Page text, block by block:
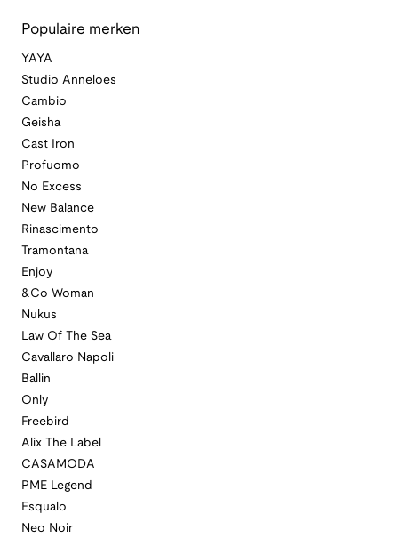
Populaire merken
YAYA
Studio Anneloes
Cambio
Geisha
Cast Iron
Profuomo
No Excess
New Balance
Rinascimento
Tramontana
Enjoy
&Co Woman
Nukus
Law Of The Sea
Cavallaro Napoli
Ballin
Only
Freebird
Alix The Label
CASAMODA
PME Legend
Esqualo
Neo Noir